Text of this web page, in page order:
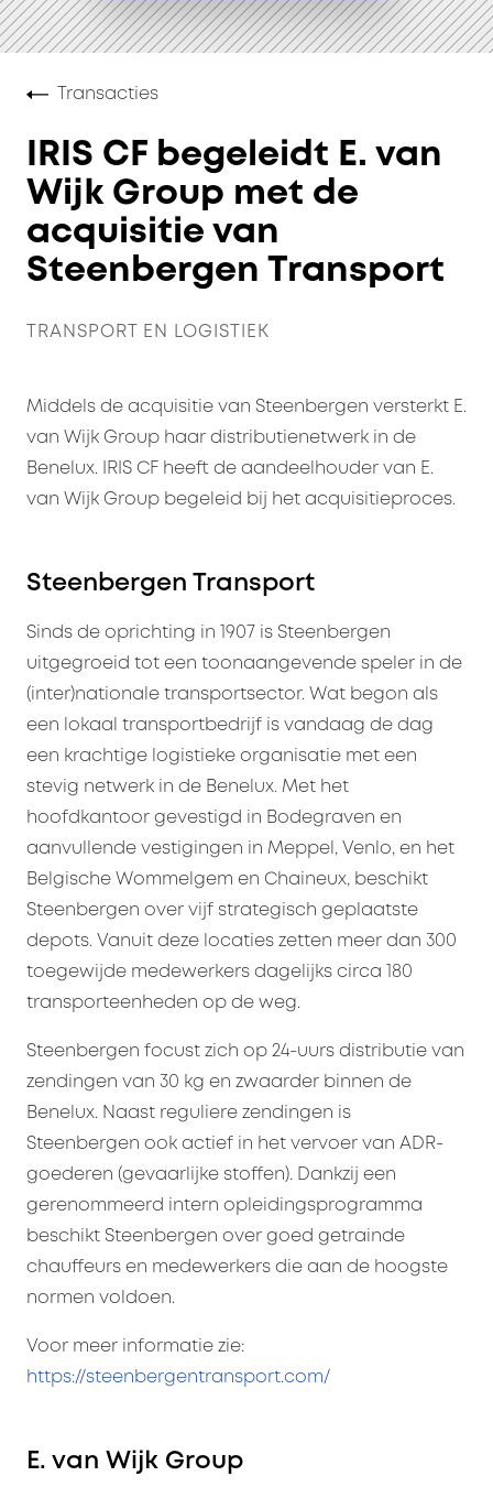
Transacties
IRIS CF begeleidt E. van
Wijk Group met de
acquisitie van
Steenbergen Transport
TRANSPORT EN LOGISTIEK
Middels de acquisitie van Steenbergen versterkt E.
van Wijk Group haar distributienetwerk in de
Benelux. IRIS CF heeft de aandeelhouder van E.
van Wijk Group begeleid bij het acquisitieproces.
Steenbergen Transport
Sinds de oprichting in 1907 is Steenbergen
uitgegroeid tot een toonaangevende speler in de
(inter)nationale transportsector. Wat begon als
een lokaal transportbedrijf is vandaag de dag
een krachtige logistieke organisatie met een
stevig netwerk in de Benelux. Met het
hoofdkantoor gevestigd in Bodegraven en
aanvullende vestigingen in Meppel, Venlo, en het
Belgische Wommelgem en Chaineux, beschikt
Steenbergen over vijf strategisch geplaatste
depots. Vanuit deze locaties zetten meer dan 300
toegewijde medewerkers dagelijks circa 180
transporteenheden op de weg.
Steenbergen focust zich op 24-uurs distributie van
zendingen van 30 kg en zwaarder binnen de
Benelux. Naast reguliere zendingen is
Steenbergen ook actief in het vervoer van ADR-
goederen (gevaarlijke stoffen). Dankzij een
gerenommeerd intern opleidingsprogramma
beschikt Steenbergen over goed getrainde
chauffeurs en medewerkers die aan de hoogste
normen voldoen.
Voor meer informatie zie:
https://steenbergentransport.com/
E. van Wijk Group